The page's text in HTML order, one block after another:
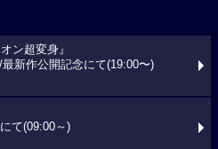
ン超変身』
新作公開記念にて(19:00〜)
て(09:00～)